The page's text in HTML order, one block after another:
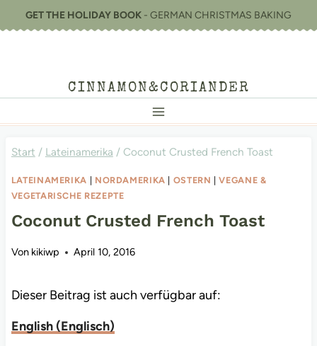
Inhalt
GET THE HOLIDAY BOOK - GERMAN CHRISTMAS BAKING
CINNAMON&CORIANDER
Start / Lateinamerika / Coconut Crusted French Toast
LATEINAMERIKA | NORDAMERIKA | OSTERN |VEGANE &
VEGETARISCHE REZEPTE
Coconut Crusted French Toast
Von kikiwp April 10, 2016
Dieser Beitrag ist auch verfügbar auf:
English(Englisch)